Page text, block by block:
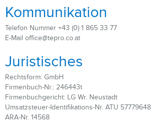
Kommunikation
Telefon Nummer +43 (0) 1 865 33 77
E-Mail office@tepro.co.at
Juristisches
Rechtsform: GmbH
Firmenbuch-Nr.: 246443t
Firmenbuchgericht: LG Wr. Neustadt
Umsatzsteuer-Identifikations-Nr. ATU 57779648
ARA-Nr. 14568